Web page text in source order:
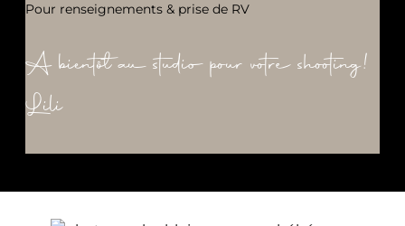
Pour renseignements & prise de RV
A bientôt au studio pour votre shooting!
Lili